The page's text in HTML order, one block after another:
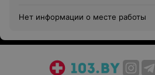
Нет информации о месте работы